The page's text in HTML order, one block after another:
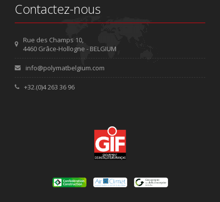
Contactez-nous
Rue des Champs 10,
4460 Grâce-Hollogne - BELGIUM
info@polymatbelgium.com
+32.(0)4 263 36 96